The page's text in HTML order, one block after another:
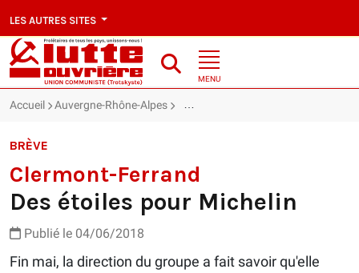
LES AUTRES SITES
MENU
Accueil Auvergne-Rhône-Alpes Clermont-Ferrand : Des étoiles pour
BRÈVE
Clermont-Ferrand
Des étoiles pour Michelin
Publié le 04/06/2018
Fin mai, la direction du groupe a fait savoir qu'elle